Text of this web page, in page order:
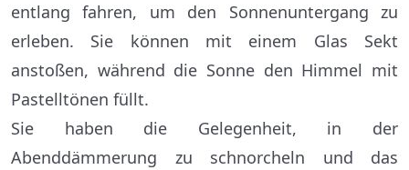
entlang fahren, um den Sonnenuntergang zu
erleben. Sie können mit einem Glas Sekt
anstoßen, während die Sonne den Himmel mit
Pastelltönen füllt.
Sie haben die Gelegenheit, in der
Abenddämmerung zu schnorcheln und das